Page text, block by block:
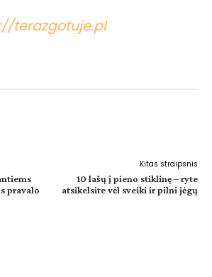
terazgotuje.pl
pravalo
Kitas straipsnis
10 lašų į pieno stiklinę – ryte
atsikelsite vėl sveiki ir pilni jėgų